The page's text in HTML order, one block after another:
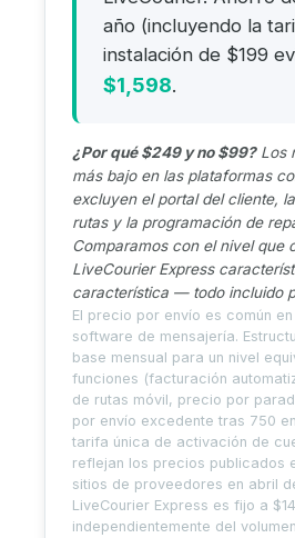
año (incluyendo la
instalación de $199
$1,598.
¿Por qué $249 y no $99?Los
más bajo en las plataformas
excluyen el portal del cliente,
rutas y la programación de
Comparamos con el nivel que
LiveCourier Express
característica — todo incluido
El precio por envío es común
software de mensajería.
base mensual para un nivel
funciones (facturación
de rutas móvil, precio por
por envío excedente tras 750
tarifa única de activación de
reflejan los precios publicados
sitios de proveedores en abril
LiveCourier Express es fijo a
independientemente del